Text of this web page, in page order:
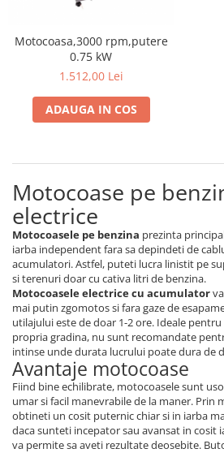
Motocoasa,3000 rpm,putere
0.75 kW
1.512,00 Lei
ADAUGA IN COS
Motocoase pe
electrice
Motocoasele pe benzina prezinta
iarba independent fara sa depindeti de
acumulatori. Astfel, puteti lucra linistit pe
si terenuri doar cu cativa litri de benzina.
Motocoasele electrice cu acumulator
mai putin zgomotos si fara gaze de
utilajului este de doar 1-2 ore. Ideale
propria gradina, nu sunt recomandate
intinse unde durata lucrului poate dura de
Avantaje motocoase
Fiind bine echilibrate, motocoasele sunt
umar si facil manevrabile de la maner. Prin
obtineti un cosit puternic chiar si in iarba
daca sunteti incepator sau avansat in cosit
va permite sa aveti rezultate deosebite.